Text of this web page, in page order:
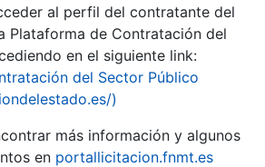
al perfil del contratante del
Plataforma de Contratación del
en el siguiente link:
del Sector Público
)
más información y algunos
en portallicitacion.fnmt.es